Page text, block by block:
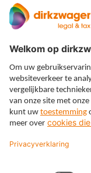
Expertises
Thema’s